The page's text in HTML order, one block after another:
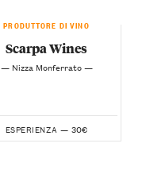
PRODUTTORE DI VINO
Scarpa Wines
— Nizza Monferrato —
ESPERIENZA — 30€